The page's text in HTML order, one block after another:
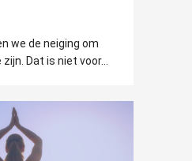
we de neiging om
Dat is niet voor...